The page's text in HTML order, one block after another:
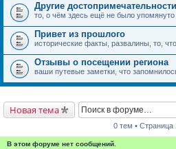
Другие достопримечательности
то, о чём здесь ещё не было упомянуто
Привет из прошлого
исторические факты, развалины, то,
Отзывы о посещении региона
ваши путевые заметки, что
Новая тема
0 тем • Страница
В этом форуме нет сообщений.